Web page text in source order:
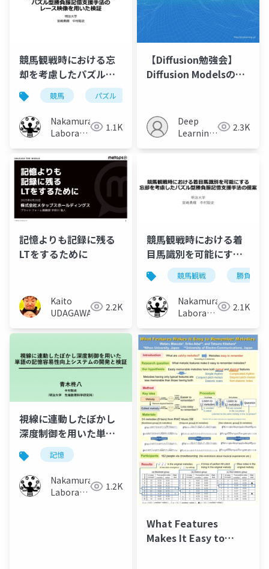
競馬観戦時における忘
却を考慮したパズル型
勝負服記憶支援手法の
レース映像を用いた検
証
競馬 パズル
Nakamura
Laboratory
1.1K
【Diffusion勉強会】
Diffusion Modelsの汎
Deep
Learning
2.3K
記憶よりも記録に残る
LTをするために
Kaito
UDAGAWA
2.2K
競馬観戦時における着
目馬識別を可能にする
忘却を考慮したパズル
型勝負服記憶支援手法
の提案
競馬観戦 勝負服
Nakamura
Laboratory
University)
2.1K
視線に連動したぼかし
深度制御を用いた単語
の記憶容易性向上シス
テムの開発と検証
記憶
Nakamura
Laboratory
1.2K
What Features
Makes It Easy to